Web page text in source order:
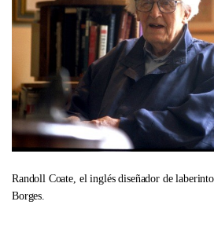
Randoll Coate, el inglés diseñador de
Borges.